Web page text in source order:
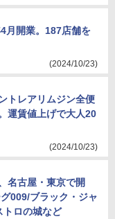
月開業。187店舗を
(2024/10/23)
トレアリムジン全便
運賃値上げで大人20
(2024/10/23)
名古屋・東京で開
009/ブラック・ジャ
トロの城など